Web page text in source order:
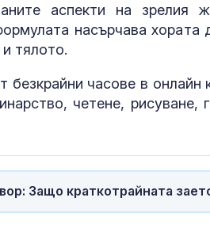
аспекти на зрелия
насърчава
тялото.
безкрайни часове в
четене, рисуване,
Защо краткотрайната